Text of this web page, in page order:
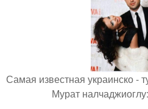
Самая известная украинско -
Мурат